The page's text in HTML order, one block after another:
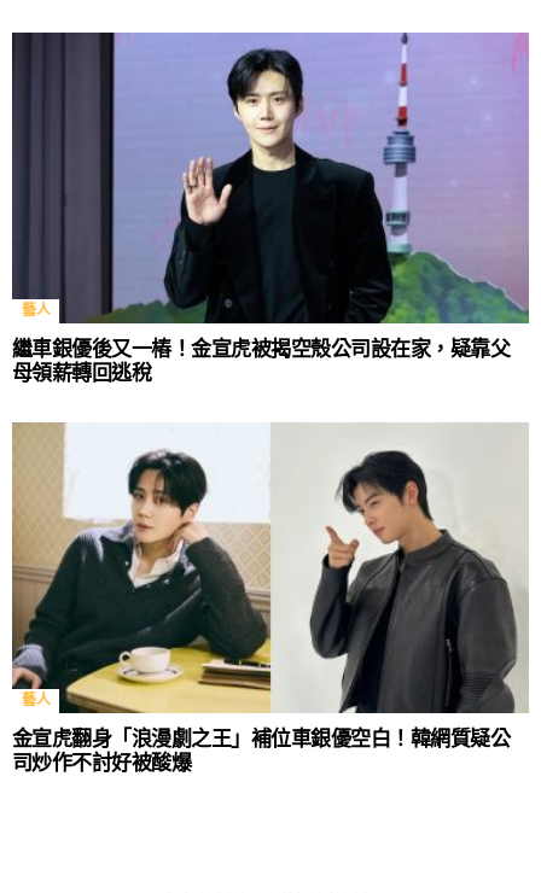
藝人
繼車銀優後又一樁！金宣虎被揭空殼公司設在家，疑靠父
母領薪轉回逃稅
藝人
金宣虎翻身「浪漫劇之王」補位車銀優空白！韓網質疑公
司炒作不討好被酸爆